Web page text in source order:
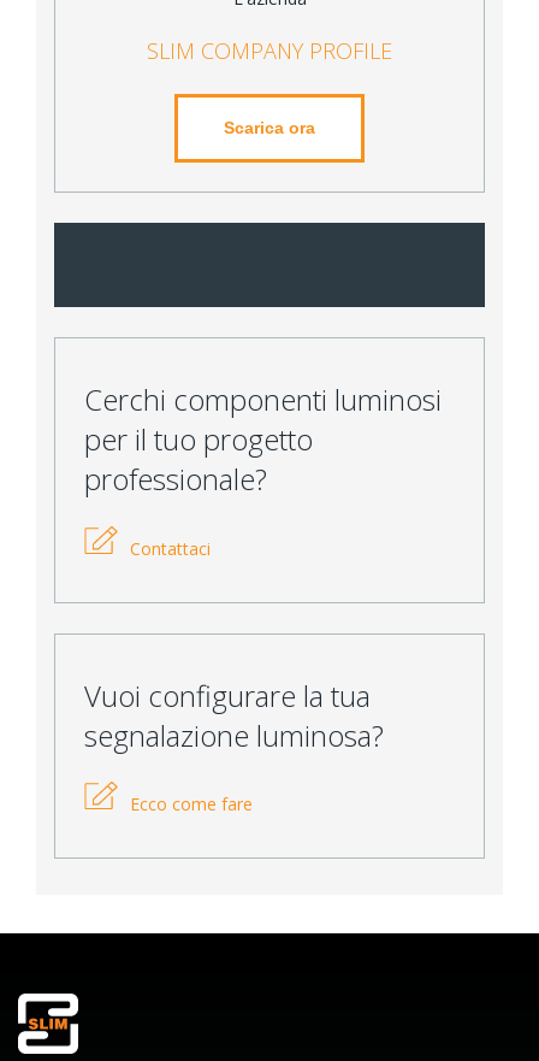
SLIM COMPANY PROFILE
Scarica ora
Cerchi componenti luminosi
per il tuo progetto
professionale?
Contattaci
Vuoi configurare la tua
segnalazione luminosa?
Ecco come fare